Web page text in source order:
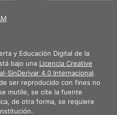
y Educación Digital de la
bajo una Licencia Creative
SinDerivar 4.0 Internacional.
ser reproducido con fines no
mutile, se cite la fuente
de otra forma, se requiere